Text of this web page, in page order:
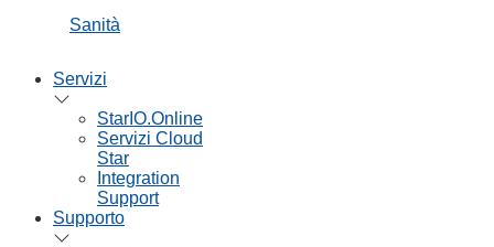
Sanità
Servizi
StarIO.Online
Servizi Cloud
Star
Integration
Support
Supporto